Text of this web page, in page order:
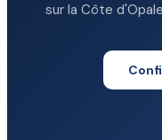
sur la Côte